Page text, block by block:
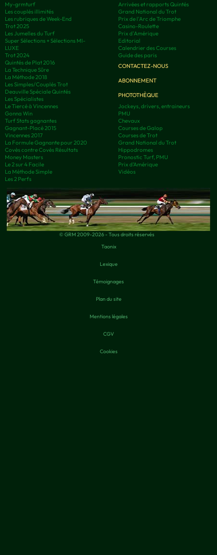
My-grmturf
Les couplés illimités
Les rubriques de Week-End
Trot 2025
Les Jumelles du Turf
Super Sélections + Sélections MI-
LUXE
Trot 2024
Quintés de Plat 2016
La Technique Sûre
La Méthode 2018
Les Simples/Couplés Trot
Deauville Spéciale Quintés
Les Spécialistes
Le Tiercé à Vincennes
Gonna Win
Turf Stats gagnantes
Gagnant-Placé 2015
Vincennes 2017
La Formule Gagnante pour 2020
Covès contre Covès Résultats
Money Masters
Le 2 sur 4 Facile
La Méthode Simple
Les 2 Perfs
Arrivées et rapports Quintés
Grand National du Trot
Prix de l'Arc de Triomphe
Casino-Roulette
Prix d'Amérique
Editorial
Calendrier des Courses
Guide des paris
CONTACTEZ-NOUS
ABONNEMENT
PHOTOTHÈQUE
Jockeys, drivers, entraineurs
PMU
Chevaux
Courses de Galop
Courses de Trot
Grand National du Trot
Hippodromes
Pronostic Turf, PMU
Prix d’Amérique
Vidéos
© GRM 2009-2026 - Tous droits réservés
Taonix
Lexique
Témoignages
Plan du site
Mentions légales
CGV
Cookies